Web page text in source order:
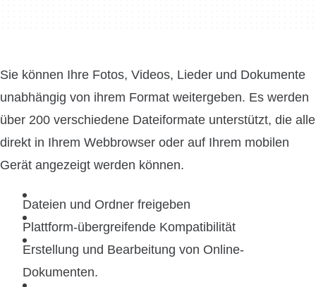
Sie können Ihre Fotos, Videos, Lieder und Dokumente
unabhängig von ihrem Format weitergeben. Es werden
über 200 verschiedene Dateiformate unterstützt, die alle
direkt in Ihrem Webbrowser oder auf Ihrem mobilen
Gerät angezeigt werden können.
Dateien und Ordner freigeben
Plattform-übergreifende Kompatibilität
Erstellung und Bearbeitung von Online-
Dokumenten.